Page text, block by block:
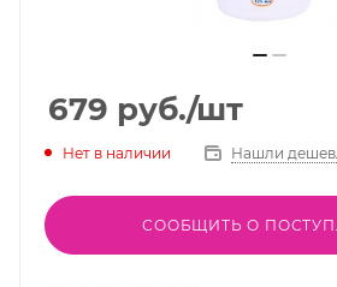
679 руб./шт
Нет в наличии Нашли
СООБЩИТЬ О